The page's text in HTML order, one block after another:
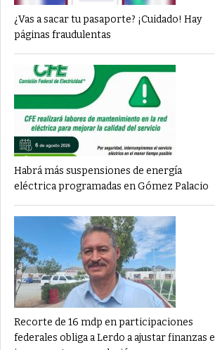
¿Vas a sacar tu pasaporte? ¡Cuidado! Hay
páginas fraudulentas
Habrá más suspensiones de energía
eléctrica programadas en Gómez Palacio
Recorte de 16 mdp en participaciones
federales obliga a Lerdo a ajustar finanzas e